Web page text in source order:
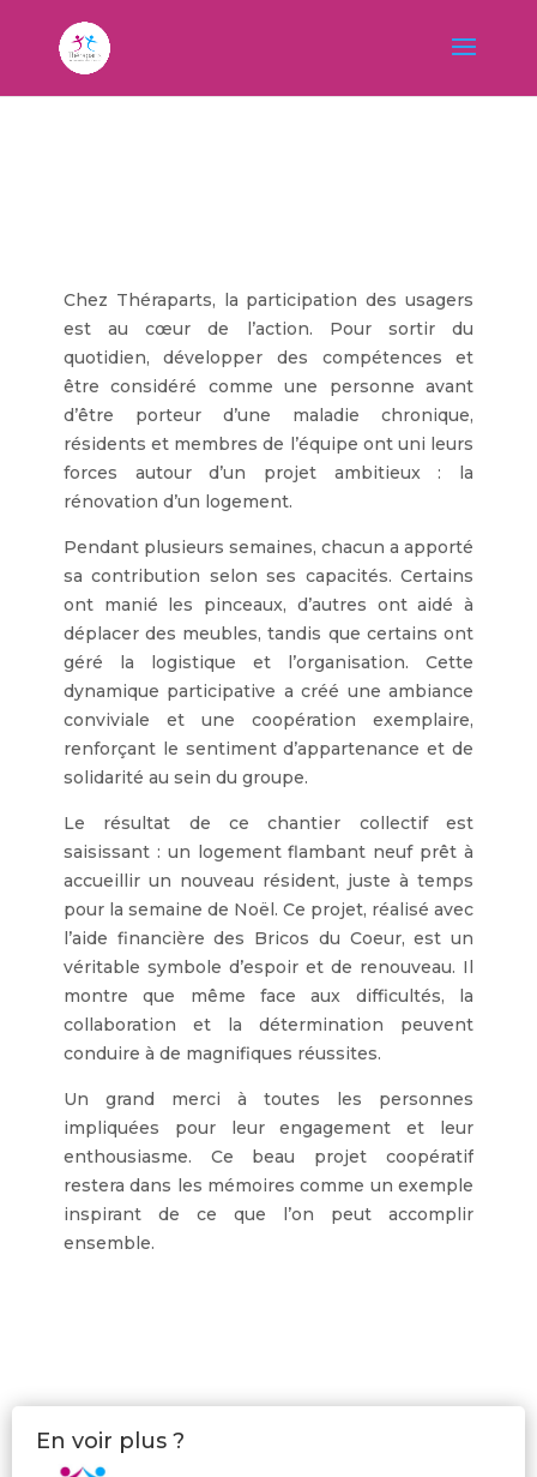
Chez Théraparts, la participation des usagers
est au cœur de l’action. Pour sortir du
quotidien, développer des compétences et
être considéré comme une personne avant
d’être porteur d’une maladie chronique,
résidents et membres de l’équipe ont uni leurs
forces autour d’un projet ambitieux : la
rénovation d’un logement.
Pendant plusieurs semaines, chacun a apporté
sa contribution selon ses capacités. Certains
ont manié les pinceaux, d’autres ont aidé à
déplacer des meubles, tandis que certains ont
géré la logistique et l’organisation. Cette
dynamique participative a créé une ambiance
conviviale et une coopération exemplaire,
renforçant le sentiment d’appartenance et de
solidarité au sein du groupe.
Le résultat de ce chantier collectif est
saisissant : un logement flambant neuf prêt à
accueillir un nouveau résident, juste à temps
pour la semaine de Noël. Ce projet, réalisé avec
l’aide financière des Bricos du Coeur, est un
véritable symbole d’espoir et de renouveau. Il
montre que même face aux difficultés, la
collaboration et la détermination peuvent
conduire à de magnifiques réussites.
Un grand merci à toutes les personnes
impliquées pour leur engagement et leur
enthousiasme. Ce beau projet coopératif
restera dans les mémoires comme un exemple
inspirant de ce que l’on peut accomplir
ensemble.
En voir plus ?